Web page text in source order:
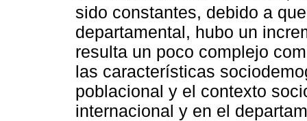
sido constantes, debido a
departamental, hubo un
resulta un poco complejo
las características
poblacional y el contexto
internacional y en el